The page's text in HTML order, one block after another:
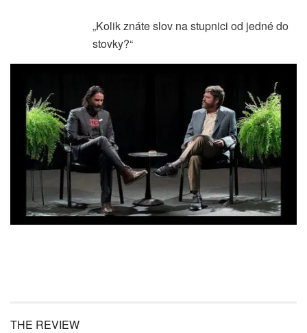
„Kolik znáte slov na stupnici od jedné do
stovky?“
THE REVIEW